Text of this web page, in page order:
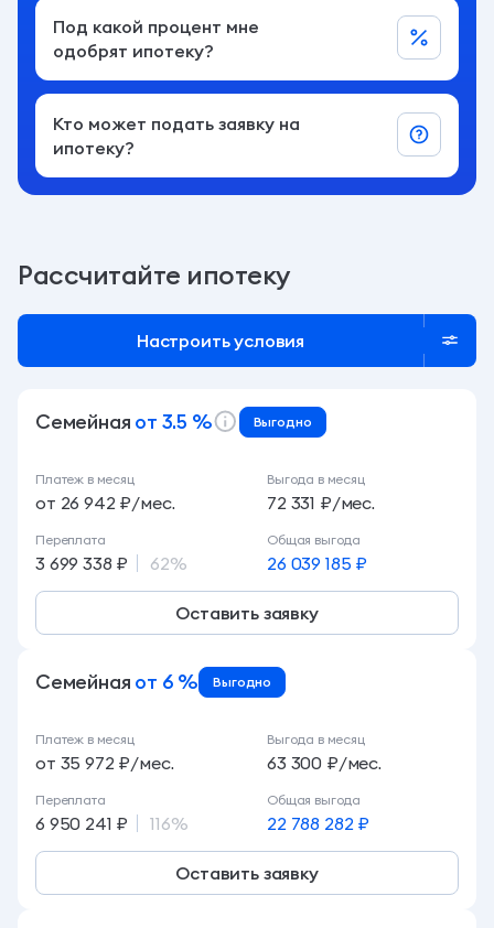
Под какой процент мне
одобрят ипотеку?
Кто может подать заявку на
ипотеку?
Рассчитайте ипотеку
Настроить условия
Семейная от 3.5 % Выгодно
Платеж в месяц
от 26 942 ₽/мес.
Выгода в месяц
72 331 ₽/мес.
Переплата
3 699 338 ₽ 62%
Общая выгода
26 039 185 ₽
Оставить заявку
Семейная от 6 % Выгодно
Платеж в месяц
от 35 972 ₽/мес.
Выгода в месяц
63 300 ₽/мес.
Переплата
6 950 241 ₽ 116%
Общая выгода
22 788 282 ₽
Оставить заявку